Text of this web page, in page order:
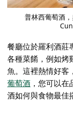
普林西葡萄酒
餐廳位於羅利酒莊
各種菜餚，例如烤
魚。這裡熱情好客
葡萄酒 ，您可以
酒如何與食物最佳